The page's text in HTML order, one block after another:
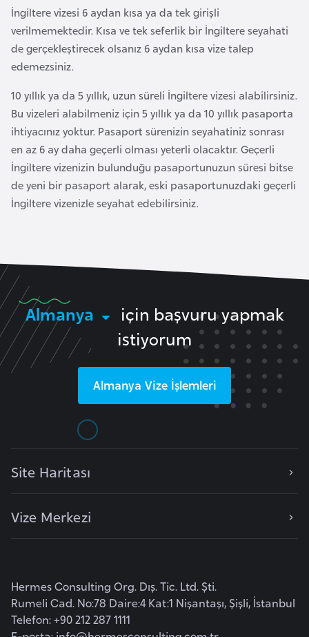
İngiltere vizesi 6 aydan kısa ya da tek girişli
verilmemektedir. Kısa ve tek seferlik bir İngiltere seyahati
de gerçekleştirecek olsanız 6 aydan kısa vize talep
edemezsiniz.
10 yıllık ya da 5 yıllık, uzun süreli İngiltere vizesi alabilirsiniz.
Bu vizeleri alabilmeniz için 5 yıllık ya da 10 yıllık pasaporta
ihtiyacınız yoktur. Pasaport sürenizin seyahatiniz sonrası
en az 6 ay daha geçerli olması yeterli olacaktır. Geçerli
İngiltere vizenizin bulunduğu pasaportunuzun süresi bitse
de yeni bir pasaport alarak, eski pasaportunuzdaki geçerli
İngiltere vizenizle seyahat edebilirsiniz.
Almanya
için başvuru yapmak
istiyorum
Almanya Vize İşlemleri
Site Haritası
Vize Merkezi
Hermes Consulting Org. Dış. Tic. Ltd. Şti.
Rumeli Cad. No:78 Daire:4 Kat:1 Nişantaşı, Şişli, İstanbul
Telefon: +90 212 287 1111
r
k
a
e
m
o
k
r
a
t
K
o
n
g
r
t
E
r